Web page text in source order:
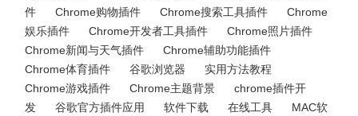
件
Chrome购物插件 Chrome搜索工具插件
Chrome
娱乐插件
Chrome开发者工具插件
Chrome照片插件
Chrome新闻与天气插件
Chrome辅助功能插件
Chrome体育插件
谷歌浏览器
实用方法教程
Chrome游戏插件
Chrome主题背景
chrome插件开
发
谷歌官方插件应用 软件下载 在线工具
MAC软